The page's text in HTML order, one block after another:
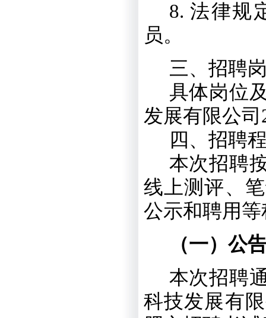
8.法律规
员。
三、 招聘
具体岗位
发展有限公司
四、 招聘
本次招聘
线上测评、
公示和聘用
（一）公
本次招聘
科技发展有